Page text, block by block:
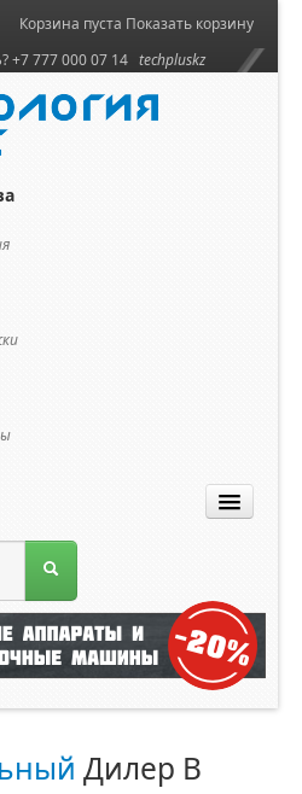
Корзина пуста Показать корзину
777 000 07 14 techpluskz
Дилер В